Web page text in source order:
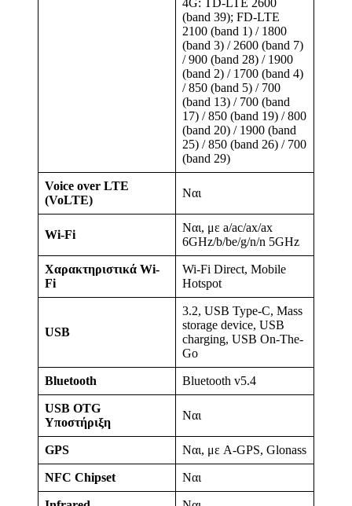
4G: TD-LTE 2600
(band 39); FD-LTE
2100 (band 1) / 1800
(band 3) / 2600 (band 7)
/ 900 (band 28) / 1900
(band 2) / 1700 (band 4)
/ 850 (band 5) / 700
(band 13) / 700 (band
17) / 850 (band 19) / 800
(band 20) / 1900 (band
25) / 850 (band 26) / 700
(band 29)
Voice over LTE
(VoLTE)
Ναι
Wi-Fi
Ναι, με a/ac/ax/ax
6GHz/b/be/g/n/n 5GHz
Χαρακτηριστικά Wi-
Fi
Wi-Fi Direct, Mobile
Hotspot
USB
3.2, USB Type-C, Mass
storage device, USB
charging, USB On-The-
Go
Bluetooth Bluetooth v5.4
USB OTG
Υποστήριξη
Ναι
GPS Ναι, με A-GPS, Glonass
NFC Chipset Ναι